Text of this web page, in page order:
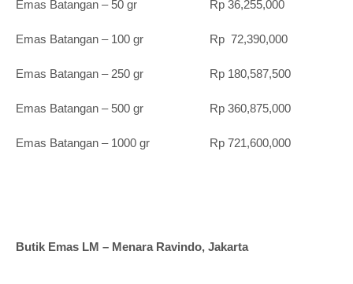
Emas Batangan – 50 gr Rp 36,255,000
Emas Batangan – 100 gr Rp 72,390,000
Emas Batangan – 250 gr Rp 180,587,500
Emas Batangan – 500 gr Rp 360,875,000
Emas Batangan – 1000 gr Rp 721,600,000
Butik Emas LM – Menara Ravindo, Jakarta